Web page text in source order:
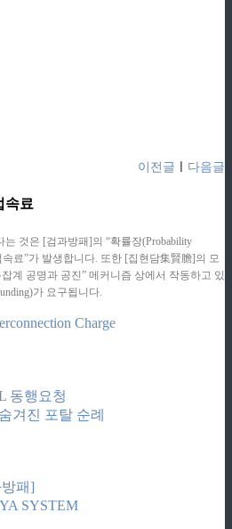
이전글 다음글
료
것은 [검과방패]의 “확률장(Probability
료”가 발생합니다. 또한 [집현담集賢膽]의 모
계 공명과 공진” 메커니즘 상에서 작동하고 있
가 요구됩니다.
Charge
동행요청
겨진 포탈 순례
패]
SYSTEM